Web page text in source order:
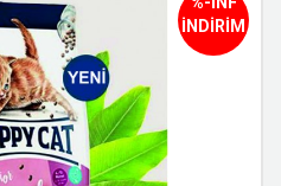
İNDİRİM